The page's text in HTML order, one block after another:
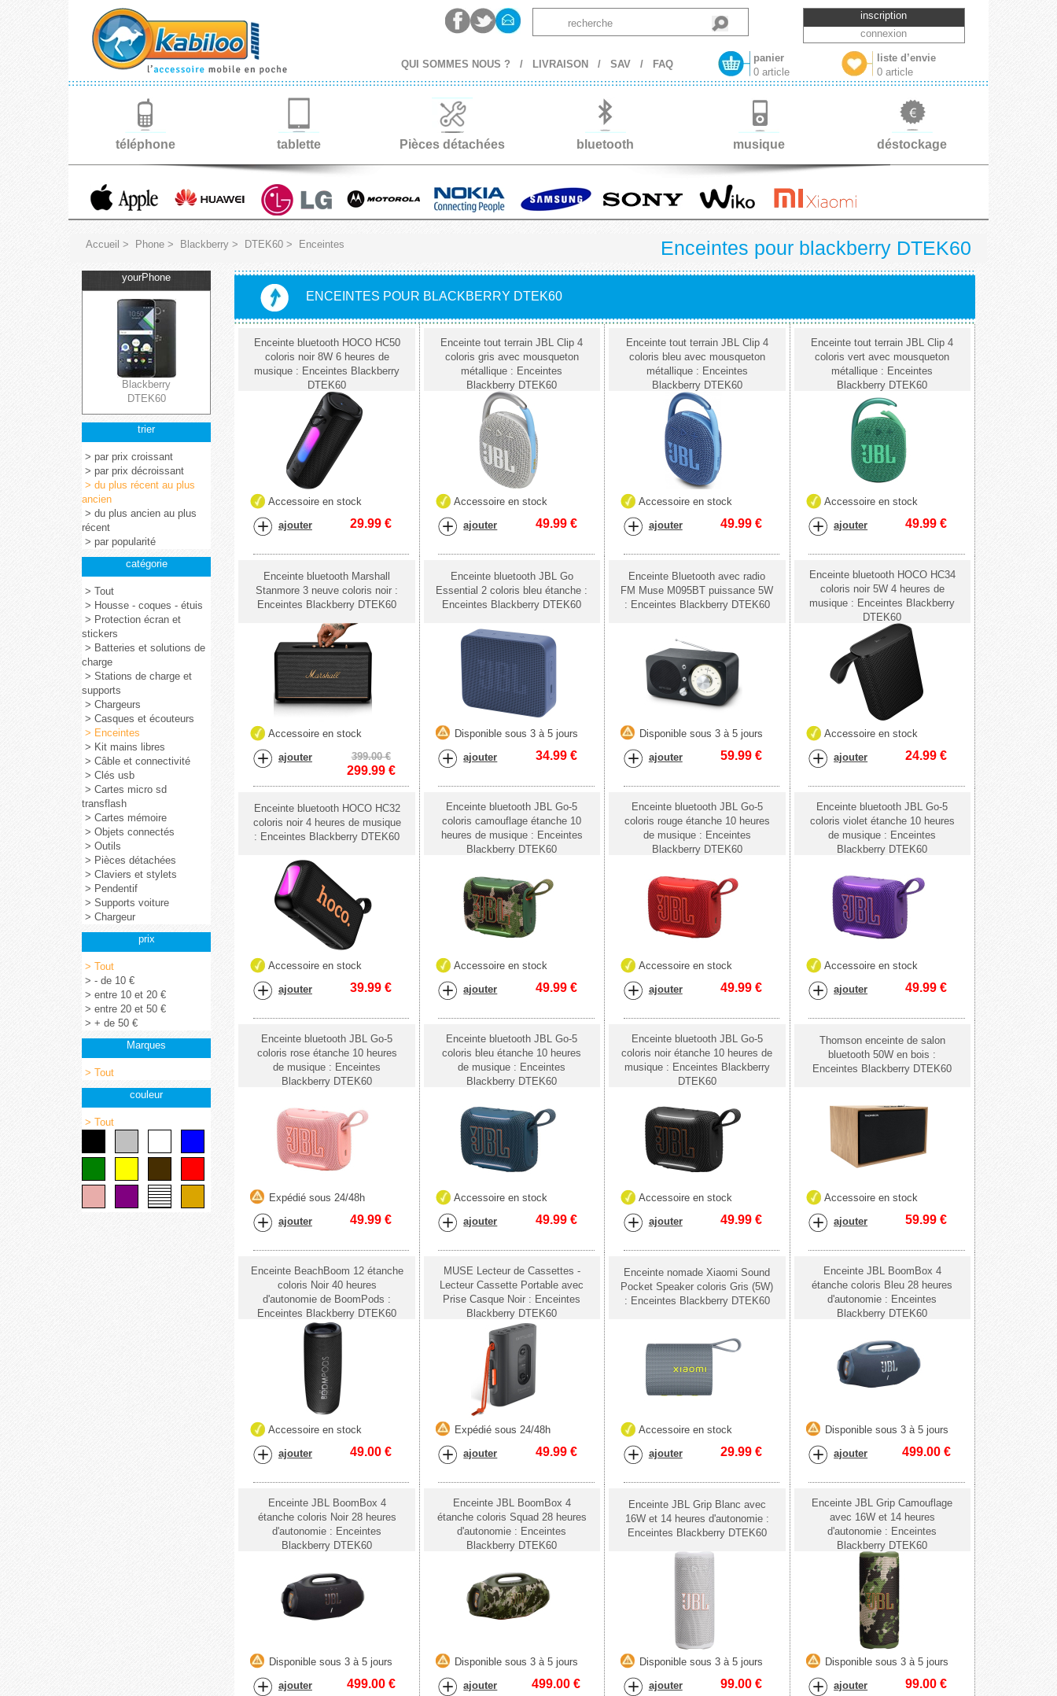
inscription
connexion
QUI SOMMES NOUS ? / LIVRAISON / SAV / FAQ
panier
0 article
liste d’envie
0 article
téléphone tablette Pièces détachées bluetooth musique déstockage
Accueil > Phone > Blackberry > DTEK60 > Enceintes Enceintes pour blackberry DTEK60
yourPhone
Blackberry
DTEK60
trier
> par prix croissant
> par prix décroissant
> du plus récent au plus
ancien
> du plus ancien au plus
récent
> par popularité
catégorie
> Tout
> Housse - coques - étuis
> Protection écran et
stickers
> Batteries et solutions de
charge
> Stations de charge et
supports
> Chargeurs
> Casques et écouteurs
> Enceintes
> Kit mains libres
> Câble et connectivité
> Clés usb
> Cartes micro sd
transflash
> Cartes mémoire
> Objets connectés
> Outils
> Pièces détachées
> Claviers et stylets
> Pendentif
> Supports voiture
> Chargeur
prix
> Tout
> - de 10 €
> entre 10 et 20 €
> entre 20 et 50 €
> + de 50 €
Marques
> Tout
couleur
> Tout
ENCEINTES POUR BLACKBERRY DTEK60
Enceinte bluetooth HOCO HC50
coloris noir 8W 6 heures de
musique : Enceintes Blackberry
DTEK60
Accessoire en stock
ajouter 29.99 €
Enceinte tout terrain JBL Clip 4
coloris gris avec mousqueton
métallique : Enceintes
Blackberry DTEK60
Accessoire en stock
ajouter 49.99€
Enceinte tout terrain JBL Clip 4
coloris bleu avec mousqueton
métallique : Enceintes
Blackberry DTEK60
Accessoire en stock
ajouter 49.99€
Enceinte tout terrain JBL Clip 4
coloris vert avec mousqueton
métallique : Enceintes
Blackberry DTEK60
Accessoire en stock
ajouter 49.99 €
Enceinte bluetooth Marshall
Stanmore 3 neuve coloris noir :
Enceintes Blackberry DTEK60
Accessoire en stock
ajouter 399.00 €
299.99€
Enceinte bluetooth JBL Go
Essential 2 coloris bleu étanche :
Enceintes Blackberry DTEK60
Disponible sous 3 à 5 jours
ajouter 34.99€
Enceinte Bluetooth avec radio
FM Muse M095BT puissance 5W
: Enceintes Blackberry DTEK60
Disponible sous 3 à 5 jours
ajouter 59.99€
Enceinte bluetooth HOCO HC34
coloris noir 5W 4 heures de
musique : Enceintes Blackberry
DTEK60
Accessoire en stock
ajouter 24.99 €
Enceinte bluetooth HOCO HC32
coloris noir 4 heures de musique
: Enceintes Blackberry DTEK60
Accessoire en stock
ajouter 39.99 €
Enceinte bluetooth JBL Go-5
coloris camouflage étanche 10
heures de musique : Enceintes
Blackberry DTEK60
Accessoire en stock
ajouter 49.99€
Enceinte bluetooth JBL Go-5
coloris rouge étanche 10 heures
de musique : Enceintes
Blackberry DTEK60
Accessoire en stock
ajouter 49.99€
Enceinte bluetooth JBL Go-5
coloris violet étanche 10 heures
de musique : Enceintes
Blackberry DTEK60
Accessoire en stock
ajouter 49.99 €
Enceinte bluetooth JBL Go-5
coloris rose étanche 10 heures
de musique : Enceintes
Blackberry DTEK60
Expédié sous 24/48h
ajouter 49.99 €
Enceinte bluetooth JBL Go-5
coloris bleu étanche 10 heures
de musique : Enceintes
Blackberry DTEK60
Accessoire en stock
ajouter 49.99€
Enceinte bluetooth JBL Go-5
coloris noir étanche 10 heures de
musique : Enceintes Blackberry
DTEK60
Accessoire en stock
ajouter 49.99€
Thomson enceinte de salon
bluetooth 50W en bois :
Enceintes Blackberry DTEK60
Accessoire en stock
ajouter 59.99 €
Enceinte BeachBoom 12 étanche
coloris Noir 40 heures
d'autonomie de BoomPods :
Enceintes Blackberry DTEK60
Accessoire en stock
ajouter 49.00 €
MUSE Lecteur de Cassettes -
Lecteur Cassette Portable avec
Prise Casque Noir : Enceintes
Blackberry DTEK60
Expédié sous 24/48h
ajouter 49.99€
Enceinte nomade Xiaomi Sound
Pocket Speaker coloris Gris (5W)
: Enceintes Blackberry DTEK60
Accessoire en stock
ajouter 29.99€
Enceinte JBL BoomBox 4
étanche coloris Bleu 28 heures
d'autonomie : Enceintes
Blackberry DTEK60
Disponible sous 3 à 5 jours
ajouter 499.00€
Enceinte JBL BoomBox 4
étanche coloris Noir 28 heures
d'autonomie : Enceintes
Blackberry DTEK60
Disponible sous 3 à 5 jours
ajouter 499.00€
Enceinte JBL BoomBox 4
étanche coloris Squad 28 heures
d'autonomie : Enceintes
Blackberry DTEK60
Disponible sous 3 à 5 jours
ajouter 499.00 €
Enceinte JBL Grip Blanc avec
16W et 14 heures d'autonomie :
Enceintes Blackberry DTEK60
Disponible sous 3 à 5 jours
ajouter 99.00€
Enceinte JBL Grip Camouflage
avec 16W et 14 heures
d'autonomie : Enceintes
Blackberry DTEK60
Disponible sous 3 à 5 jours
ajouter 99.00 €